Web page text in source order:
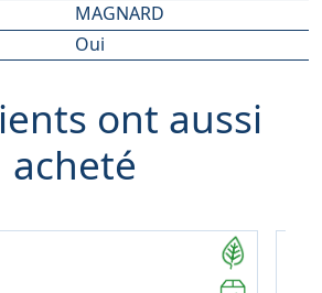
MAGNARD
Oui
ont aussi
acheté